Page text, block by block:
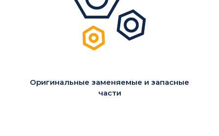
Оригинальные заменяемые и запасные
части